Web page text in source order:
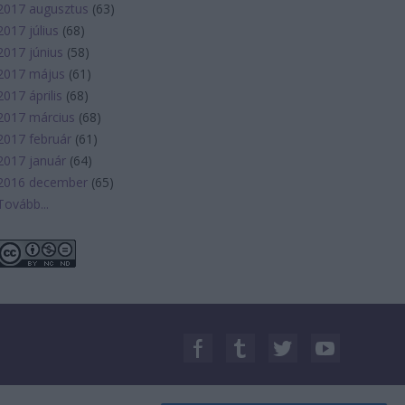
augusztus (63)
július (68)
június (58)
május (61 )
április (68)
március (68)
február (61 )
január (64)
december (65)
...